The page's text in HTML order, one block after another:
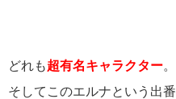
どれも超有名キャラクター。
そしてこのエルナという出